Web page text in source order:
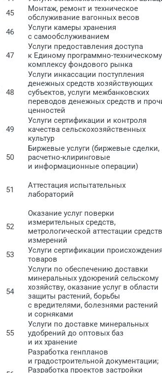
45
Монтаж, ремонт и техническое
обслуживание вагонных весов
46
Услуги камеры хранения
с самообслуживанием
47
Услуги предоставления доступа
к Единому программно-техническому
комплексу фондового рынка
48
Услуги инкассации поступления
денежных средств хозяйствующих
субъектов, услуги межбанковских
переводов денежных средств и
ценностей
49
Услуги сертификации и контроля
качества сельскохозяйственных
культур
50
Биржевые услуги (биржевые сделки,
расчетно-клиринговые
и информационные операции)
51
Аттестация испытательных
лабораторий
52
Оказание услуг поверки
измерительных средств,
метрологической аттестации средств
измерений
53
Услуги сертификации
товаров
54
Услуги по обеспечению доставки
минеральных удоюрений сельскому
хозяйству, оказание услуг в области
защиты растений, борьбы
с вредителями, болезнями растений
и сорняками
55
Услуги по доставке минеральных
удобрений до оптовых баз
и их хранение
Разработка генпланов
и градостроительной документации;
Разработка проектов застройки